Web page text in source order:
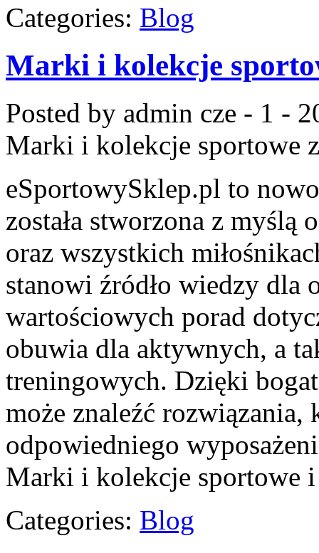
Categories: Blog
Marki i kolekcje
Posted by admin cze - 1 -
Marki i kolekcje sportowe
eSportowySklep.pl to
została stworzona z
oraz wszystkich
stanowi źródło wiedzy dla
wartościowych porad
obuwia dla aktywnych, a
treningowych. Dzięki
może znaleźć
odpowiedniego
Marki i kolekcje sportowe
Categories: Blog